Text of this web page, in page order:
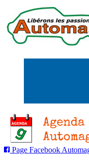
Page Facebook